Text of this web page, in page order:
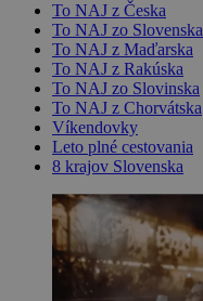
To NAJ z Česka
To NAJ zo Slovenska
To NAJ z Maďarska
To NAJ z Rakúska
To NAJ zo Slovinska
To NAJ z Chorvátska
Víkendovky
Leto plné cestovania
8 krajov Slovenska